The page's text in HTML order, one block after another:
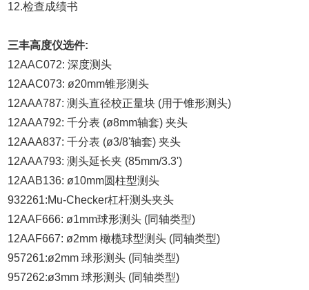
12.检查成绩书
三丰高度仪选件:
12AAC072: 深度测头
12AAC073: ø20mm锥形测头
12AAA787: 测头直径校正量块 (用于锥形测头)
12AAA792: 千分表 (ø8mm轴套) 夹头
12AAA837: 千分表 (ø3/8'轴套) 夹头
12AAA793: 测头延长夹 (85mm/3.3')
12AAB136: ø10mm圆柱型测头
932261:Mu-Checker杠杆测头夹头
12AAF666: ø1mm球形测头 (同轴类型)
12AAF667: ø2mm 橄榄球型测头 (同轴类型)
957261:ø2mm 球形测头 (同轴类型)
957262:ø3mm 球形测头 (同轴类型)